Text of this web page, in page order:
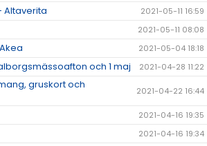
Altaverita
2021-05-11 16:59
2021-05-11 08:08
2021-05-04 18:18
och 1 maj 2021-04-28 11:22
gruskort och
2021-04-22 16:44
2021-04-16 19:35
2021-04-16 19:34